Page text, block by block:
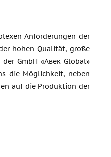
Anforderungen der
hohen Qualität, große
GmbH «Авек Global»
die Möglichkeit, neben
auf die Produktion der